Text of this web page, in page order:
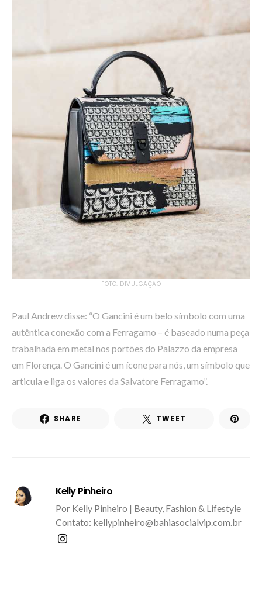
FOTO: DIVULGAÇÃO
Paul Andrew disse: “O Gancini é um belo símbolo com uma
autêntica conexão com a Ferragamo – é baseado numa peça
trabalhada em metal nos portões do Palazzo da empresa
em Florença. O Gancini é um ícone para nós, um símbolo que
articula e liga os valores da Salvatore Ferragamo”.
SHARE TWEET
Kelly Pinheiro
Por Kelly Pinheiro | Beauty, Fashion & Lifestyle
Contato: kellypinheiro@bahiasocialvip.com.br